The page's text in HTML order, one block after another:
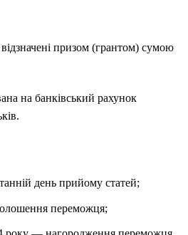
призом (грантом) сумою
на банківський рахунок
день прийому статей;
переможця;